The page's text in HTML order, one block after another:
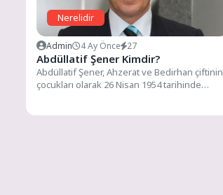
Nerelidir
Admin 4 Ay Önce 27
Abdüllatif Şener Kimdir?
Abdüllatif Şener, Ahzerat ve Bedirhan çiftinin
çocukları olarak 26 Nisan 1954 tarihinde